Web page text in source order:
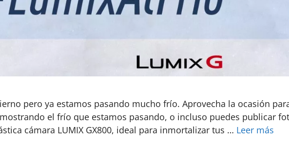
pero ya estamos pasando mucho frío. Aprovecha la ocasión
el frío que estamos pasando, o incluso puedes publicar
cámara LUMIX GX800, ideal para inmortalizar tus … Leer más